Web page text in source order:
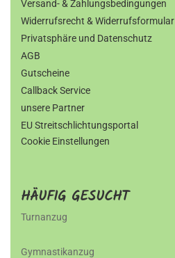
Versand- & Zahlungsbedingungen
Widerrufsrecht & Widerrufsformular
Privatsphäre und Datenschutz
AGB
Gutscheine
Callback Service
unsere Partner
EU Streitschlichtungsportal
Cookie Einstellungen
HÄUFIG GESUCHT
Turnanzug
Gymnastikanzug